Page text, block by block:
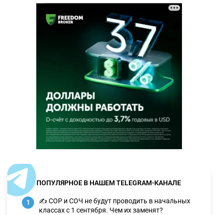
ПОПУЛЯРНОЕ В НАШЕМ TELEGRAM-КАНАЛЕ
1
✍️ СОР и СОЧ не будут проводить в начальных
классах с 1 сентября. Чем их заменят?